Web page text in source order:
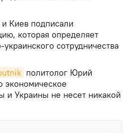
Киев подписали
которая определяет
сотрудничества
политолог Юрий
экономическое
и Украины не несет никакой